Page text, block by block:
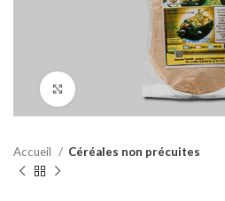
Click to enlarge
Accueil Céréales non précuites